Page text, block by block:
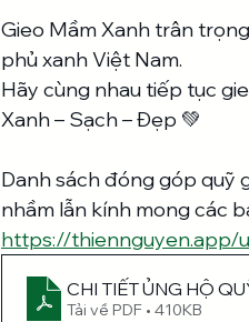
Gieo Mầm Xanh trân
phủ xanh Việt Nam.
Hãy cùng nhau tiếp tục
Xanh – Sạch – Đẹp 💚
Danh sách đóng góp quỹ
nhầm lẫn kính mong các
https://thiennguyen.app/
CHI TIẾT ỦNG HỘ
Tải về PDF • 410KB